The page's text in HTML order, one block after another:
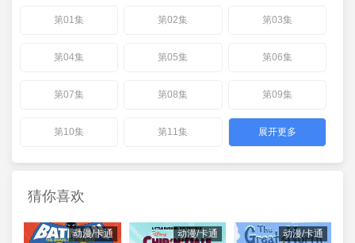
第01集 第02集 第03集
第04集 第05集 第06集
第07集 第08集 第09集
第10集 第11集 展开更多
猜你喜欢
动漫/卡通 动漫/卡通 动漫/卡通